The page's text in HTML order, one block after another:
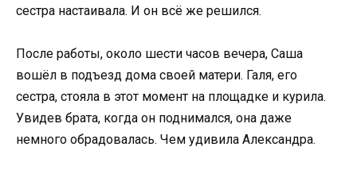
сестра настаивала. И он всё же решился.
После работы, около шести часов вечера, Саша
вошёл в подъезд дома своей матери. Галя, его
сестра, стояла в этот момент на площадке и курила.
Увидев брата, когда он поднимался, она даже
немного обрадовалась. Чем удивила Александра.